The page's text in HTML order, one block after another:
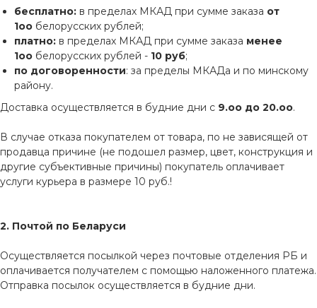
бесплатно: в пределах МКАД при сумме заказа от
1оо белорусских рублей;
платно: в пределах МКАД при сумме заказа менее
1оо белорусских рублей - 10 руб;
по договоренности: за пределы МКАДа и по минскому
району.
Доставка осуществляется в будние дни с 9.оо до 20.оо.
В случае отказа покупателем от товара, по не зависящей от
продавца причине (не подошел размер, цвет, конструкция и
другие субъективные причины) покупатель оплачивает
услуги курьера в размере 10 руб.!
2. Почтой по Беларуси
Осуществляется посылкой через почтовые отделения РБ и
оплачивается получателем с помощью наложенного платежа.
Отправка посылок осуществляется в будние дни.